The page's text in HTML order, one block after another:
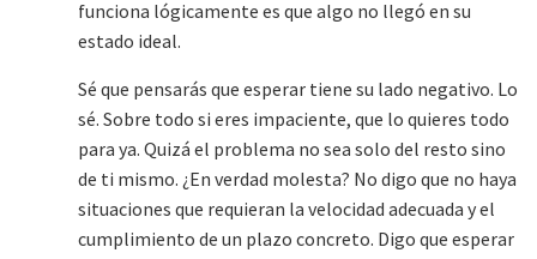
funciona lógicamente es que algo no llegó en su
estado ideal.
Sé que pensarás que esperar tiene su lado negativo. Lo
sé. Sobre todo si eres impaciente, que lo quieres todo
para ya. Quizá el problema no sea solo del resto sino
de ti mismo. ¿En verdad molesta? No digo que no haya
situaciones que requieran la velocidad adecuada y el
cumplimiento de un plazo concreto. Digo que esperar